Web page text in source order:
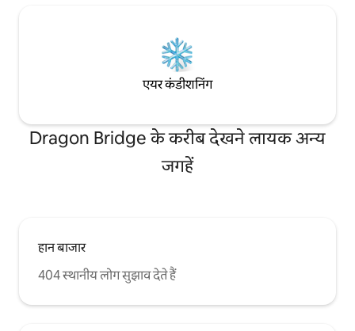
एयर कंडीशनिंग
Dragon Bridge के करीब देखने लायक अन्य
जगहें
हान बाजार
404 स्थानीय लोग सुझाव देते हैं